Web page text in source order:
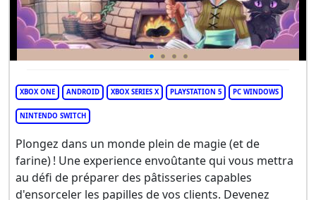
XBOX ONE ANDROID XBOX SERIES X PLAYSTATION 5 PC WINDOWS
NINTENDO SWITCH
Plongez dans un monde plein de magie (et de
farine) ! Une experience envoûtante qui vous mettra
au défi de préparer des pâtisseries capables
d'ensorceler les papilles de vos clients. Devenez